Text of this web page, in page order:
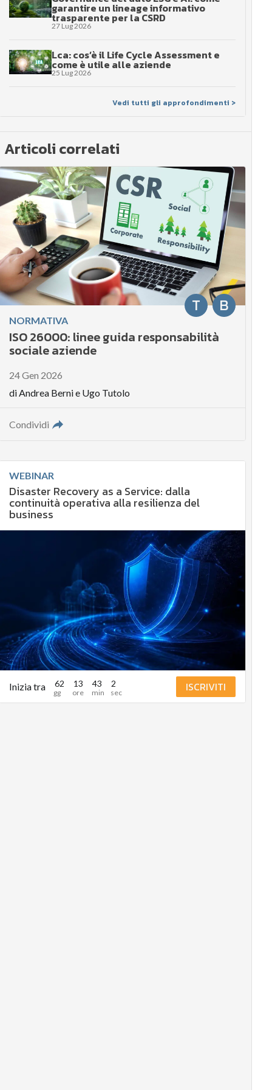
garantire un lineage informativo
trasparente per la CSRD
27 Lug 2026
Lca: cos’è il Life Cycle Assessment e
come è utile alle aziende
25 Lug 2026
Vedi tutti gli approfondimenti >
Articoli correlati
B
T
NORMATIVA
ISO 26000: linee guida responsabilità
sociale aziende
24 Gen 2026
diAndrea Bernie Ugo Tutolo
Condividi
WEBINAR
Disaster Recovery as a Service: dalla
continuità operativa alla resilienza del
business
Inizia tra 62 13 43 1 ISCRIVITI